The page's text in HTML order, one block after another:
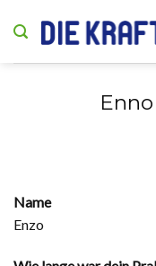
Name
Enzo